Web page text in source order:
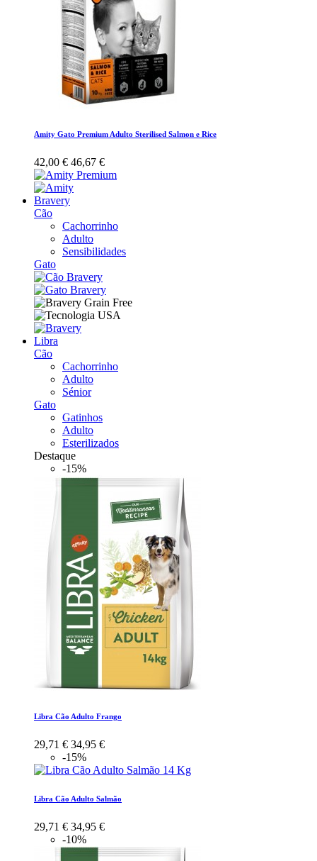
Amity Gato Premium Adulto Sterilised Salmon e Rice
42,00 € 46,67 €
Bravery
Cão
Cachorrinho
Adulto
Sensibilidades
Gato
Libra
Cão
Cachorrinho
Adulto
Sénior
Gato
Gatinhos
Adulto
Esterilizados
Destaque
-15%
Libra Cão Adulto Frango
29,71 € 34,95 €
-15%
Libra Cão Adulto Salmão
29,71 € 34,95 €
-10%